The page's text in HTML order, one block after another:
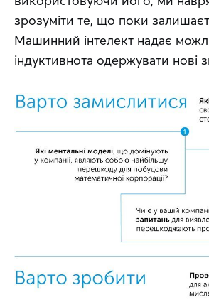
зрозуміти те, що поки
Машинний інтелект надає
індуктивнота одержувати нові